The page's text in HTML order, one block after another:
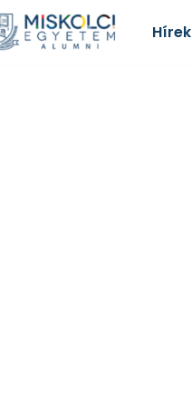
Hírek